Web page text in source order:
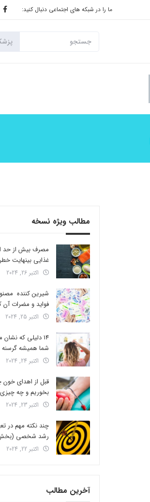
ما را در شبکه های اجتماعی دنبال کنید:
مطالب ویژه نسخه
غذایی بینهایت
اکتبر 26, 2024
شیرین کننده
فواید و مضرات آن
اکتبر 25, 2024
14 دلیلی که
شما همیشه
اکتبر 24, 2024
قبل از اهدای
بخوریم و چه
اکتبر 23, 2024
چند نکته مهم در
رشد شخصی
اکتبر 22, 2024
آخرین مطالب